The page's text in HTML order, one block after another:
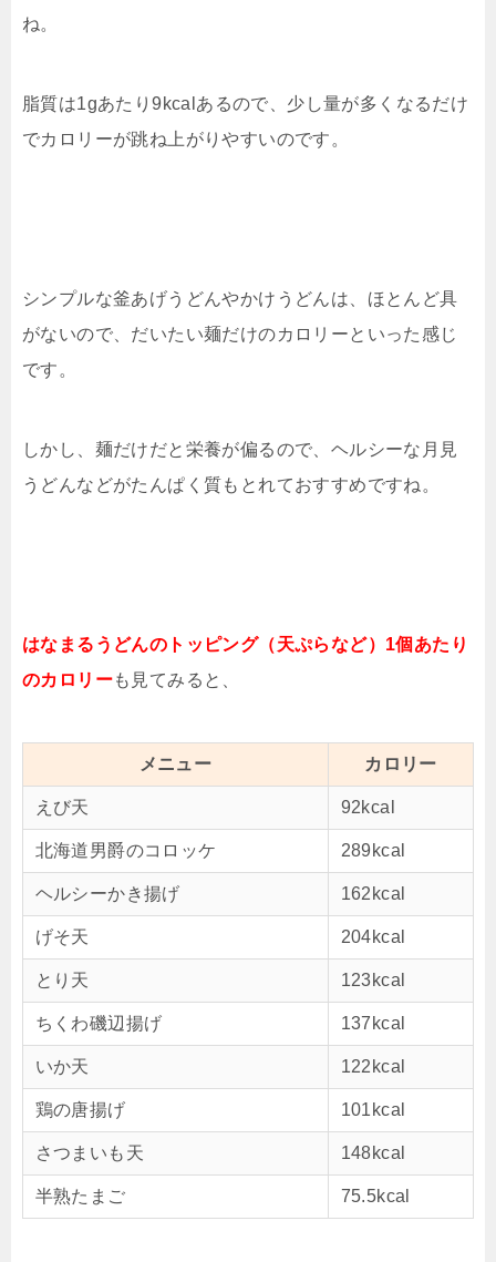
ね。
脂質は1gあたり9kcalあるので、少し量が多くなるだけ
でカロリーが跳ね上がりやすいのです。
シンプルな釜あげうどんやかけうどんは、ほとんど具
がないので、だいたい麺だけのカロリーといった感じ
です。
しかし、麺だけだと栄養が偏るので、ヘルシーな月見
うどんなどがたんぱく質もとれておすすめですね。
はなまるうどんのトッピング（天ぷらなど）1個あたり
のカロリーも見てみると、
メニュー カロリー
えび天 92kcal
北海道男爵のコロッケ 289kcal
ヘルシーかき揚げ 162kcal
げそ天 204kcal
とり天 123kcal
ちくわ磯辺揚げ 137kcal
いか天 122kcal
鶏の唐揚げ 101kcal
さつまいも天 148kcal
半熟たまご 75.5kcal